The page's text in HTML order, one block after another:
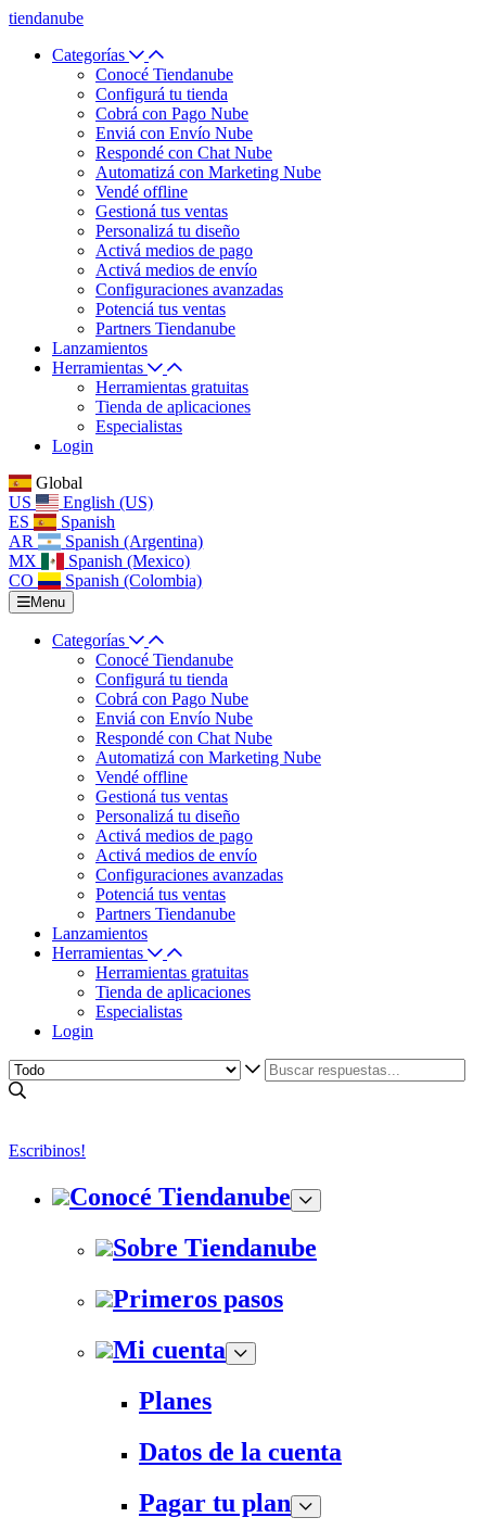
tiendanube
Categorías
Conocé Tiendanube
Configurá tu tienda
Cobrá con Pago Nube
Enviá con Envío Nube
Respondé con Chat Nube
Automatizá con Marketing Nube
Vendé offline
Gestioná tus ventas
Personalizá tu diseño
Activá medios de pago
Activá medios de envío
Configuraciones avanzadas
Potenciá tus ventas
Partners Tiendanube
Lanzamientos
Herramientas
Herramientas gratuitas
Tienda de aplicaciones
Especialistas
Login
Global
US
English (US)
ES
Spanish
AR
Spanish (Argentina)
MX
Spanish (Mexico)
CO
Spanish (Colombia)
Menu
Categorías
Conocé Tiendanube
Configurá tu tienda
Cobrá con Pago Nube
Enviá con Envío Nube
Respondé con Chat Nube
Automatizá con Marketing Nube
Vendé offline
Gestioná tus ventas
Personalizá tu diseño
Activá medios de pago
Activá medios de envío
Configuraciones avanzadas
Potenciá tus ventas
Partners Tiendanube
Lanzamientos
Herramientas
Herramientas gratuitas
Tienda de aplicaciones
Especialistas
Login
Escribinos!
Conocé Tiendanube
Sobre Tiendanube
Primeros pasos
Mi cuenta
Planes
Datos de la cuenta
Pagar tu plan